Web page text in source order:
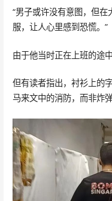
“男子或许没有意图，但在
服，让人心里感到恐慌。”
由于他当时正在上班的途
但有读者指出，衬衫上的
马来文中的消防，而非炸弹